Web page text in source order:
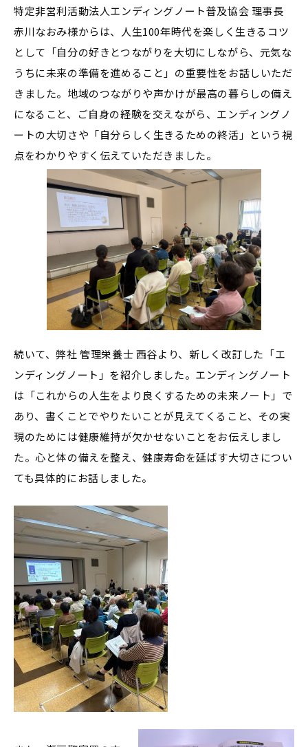
特定非営利活動法人エンディングノート普及協会 理事長
赤川なおみ様からは、人生100年時代を楽しく生きるコツ
として「自分の好きとつながりを大切にしながら、元気な
うちに未来の準備を進めること」の重要性をお話しいただ
きました。地域のつながりや声かけが最高の暮らしの備え
になること、ご自身の経験を交えながら、エンディングノ
ートの大切さや「自分らしく生きるための終活」という視
点をわかりやすく伝えていただきました。
続いて、弊社 管理栄養士 西谷より、新しく改訂した「エ
ンディングノート」を紹介しました。エンディングノート
は「これからの人生をより良くするための未来ノート」で
あり、書くことでやりたいことが見えてくること、その実
現のためには健康維持が欠かせないことをお伝えしまし
た。心と体の備えを整え、健康寿命を延ばす大切さについ
ても具体的にお話しました。